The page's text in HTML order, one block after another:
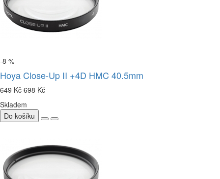
-8 %
Hoya Close-Up II +4D HMC 40.5mm
649 Kč 698 Kč
Skladem
Do košíku